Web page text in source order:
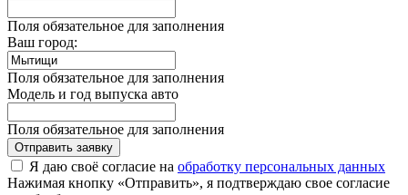
Поля обязательное для заполнения
Ваш город:
Поля обязательное для заполнения
Модель и год выпуска авто
Поля обязательное для заполнения
Отправить заявку
Я даю своё согласие на обработку персональных данных
Нажимая кнопку «Отправить», я подтверждаю свое согласие